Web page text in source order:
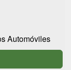
Automóviles